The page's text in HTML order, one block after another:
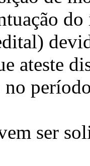
ateste
ser